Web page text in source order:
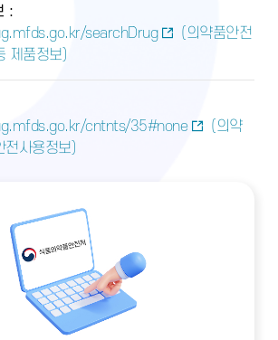
:
searchDrug
(의약품안전
제품정보)
cntnts/35#none
(의약
전사용정보)